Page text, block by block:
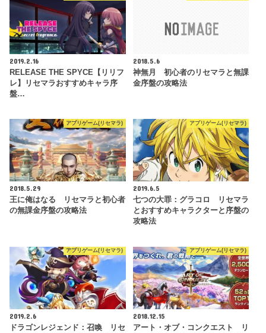
2019.2.16
RELEASE THE SPYCE【リリフ
レ】リセマラおすすめキャラ序
盤…
2018.5.6
神無月 初心者のリセマラと無課
金序盤の攻略法
アプリゲーム(リセマラ)
2018.5.29
王に俺はなる リセマラと初心者
の無課金序盤の攻略法
アプリゲーム(リセマラ)
2019.6.5
七つの大罪：グラコロ リセマラ
とおすすめキャラクターと序盤の
攻略法
アプリゲーム(リセマラ)
2019.2.6
ドラゴンレジェンド：召喚 リセ
アプリゲーム(リセマラ)
2018.12.15
アート・オブ・コンクエスト リ